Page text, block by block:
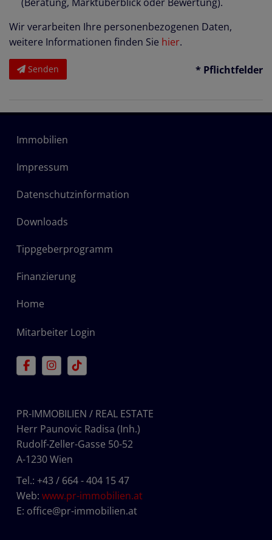
Wir verarbeiten Ihre personenbezogenen Daten,
weitere Informationen finden Sie hier.
Senden * Pflichtfelder
Immobilien
Impressum
Datenschutzinformation
Downloads
Tippgeberprogramm
Finanzierung
Home
Mitarbeiter Login
PR-IMMOBILIEN / REAL ESTATE
Herr Paunovic Radisa (Inh.)
Rudolf-Zeller-Gasse 50-52
A-1230 Wien
Tel.: +43 / 664 - 404 15 47
Web: www.pr-immobilien.at
E: office@pr-immobilien.at